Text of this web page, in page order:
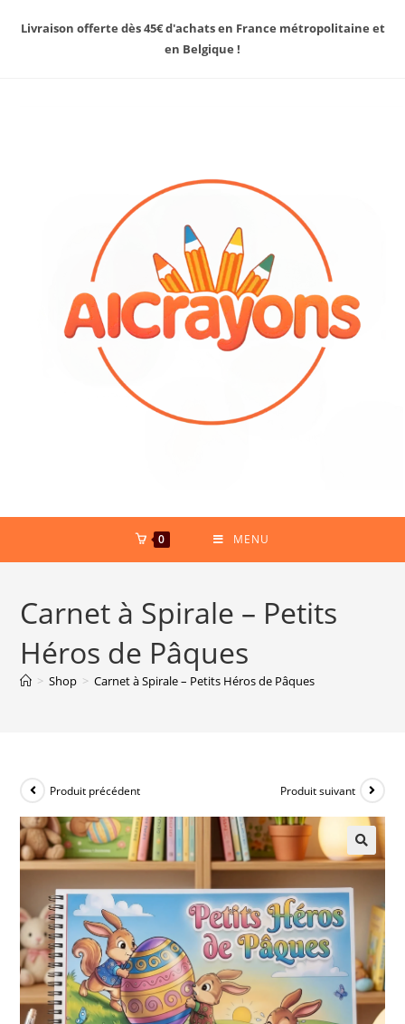
Livraison offerte dès 45€ d'achats en France métropolitaine et
en Belgique !
0 MENU
Carnet à Spirale – Petits
Héros de Pâques
> Shop > Carnet à Spirale – Petits Héros de Pâques
Produit précédent Produit suivant